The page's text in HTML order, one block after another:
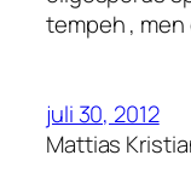
tempeh ,
juli 30, 2012
Mattias